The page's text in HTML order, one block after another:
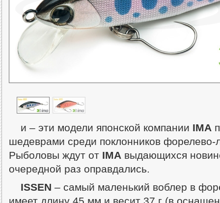
и – эти модели японской компании IMA
шедеврами среди поклонников форелево-
Рыболовы ждут от IMA выдающихся
очередной раз оправдались.
ISSEN – самый маленький воблер в